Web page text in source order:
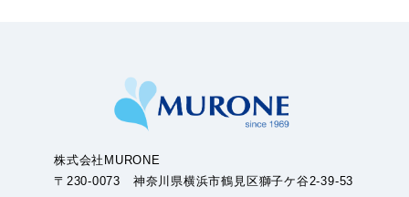
株式会社MURONE
〒230-0073 神奈川県横浜市鶴見区獅子ケ谷2-39-53